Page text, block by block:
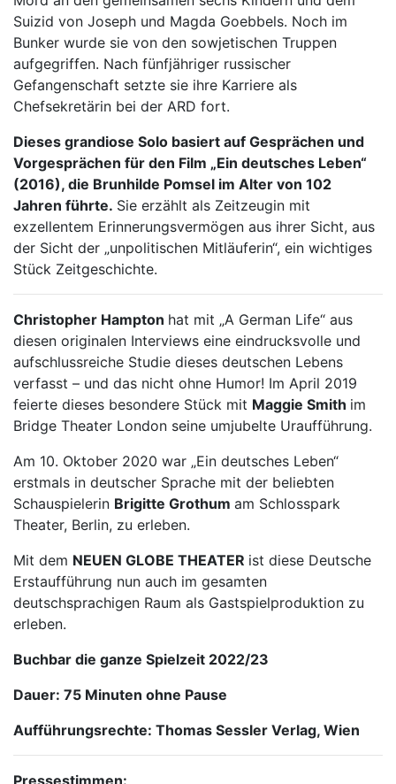
Suizid von Joseph und Magda Goebbels. Noch im
Bunker wurde sie von den sowjetischen Truppen
aufgegriffen. Nach fünfjähriger russischer
Gefangenschaft setzte sie ihre Karriere als
Chefsekretärin bei der ARD fort.
Dieses grandiose Solo basiert auf Gesprächen und
Vorgesprächen für den Film „Ein deutsches Leben“
(2016), die Brunhilde Pomsel im Alter von 102
Jahren führte. Sie erzählt als Zeitzeugin mit
exzellentem Erinnerungsvermögen aus ihrer Sicht, aus
der Sicht der „unpolitischen Mitläuferin“, ein wichtiges
Stück Zeitgeschichte.
Christopher Hampton hat mit „A German Life“ aus
diesen originalen Interviews eine eindrucksvolle und
aufschlussreiche Studie dieses deutschen Lebens
verfasst – und das nicht ohne Humor! Im April 2019
feierte dieses besondere Stück mit Maggie Smith im
Bridge Theater London seine umjubelte Uraufführung.
Am 10. Oktober 2020 war „Ein deutsches Leben“
erstmals in deutscher Sprache mit der beliebten
Schauspielerin Brigitte Grothum am Schlosspark
Theater, Berlin, zu erleben.
Mit dem NEUEN GLOBE THEATER ist diese Deutsche
Erstaufführung nun auch im gesamten
deutschsprachigen Raum als Gastspielproduktion zu
erleben.
Buchbar die ganze Spielzeit 2022/23
Dauer: 75 Minuten ohne Pause
Aufführungsrechte: Thomas Sessler Verlag, Wien